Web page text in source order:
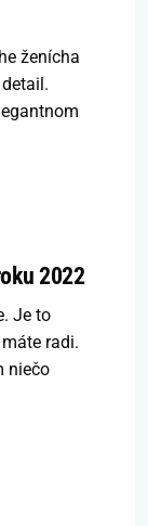
ženícha
2022
Je to
radi.
niečo